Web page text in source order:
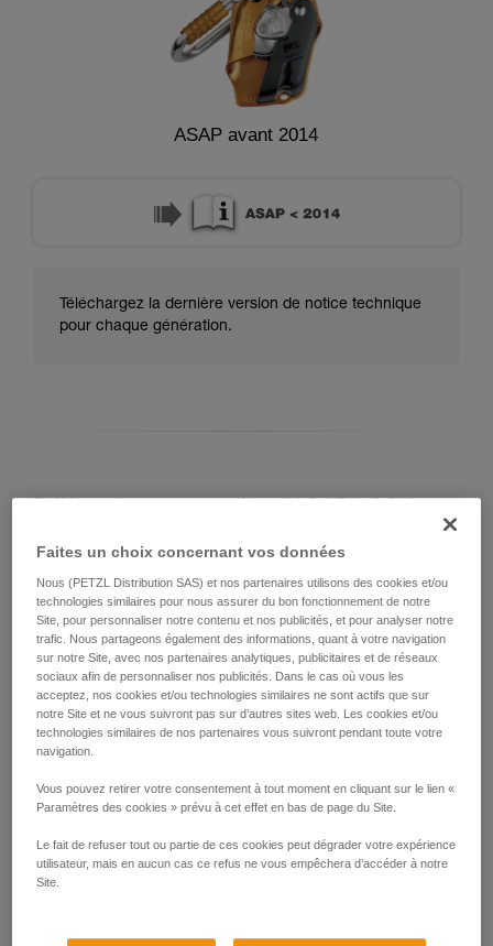
ASAP avant 2014
Téléchargez la dernière version de notice technique
pour chaque génération.
ASAP LOCK 2026
Faites un choix concernant vos données
Nous (PETZL Distribution SAS) et nos partenaires utilisons des cookies et/ou
technologies similaires pour nous assurer du bon fonctionnement de notre
Site, pour personnaliser notre contenu et nos publicités, et pour analyser notre
trafic. Nous partageons également des informations, quant à votre navigation
sur notre Site, avec nos partenaires analytiques, publicitaires et de réseaux
sociaux afin de personnaliser nos publicités. Dans le cas où vous les
acceptez, nos cookies et/ou technologies similaires ne sont actifs que sur
notre Site et ne vous suivront pas sur d’autres sites web. Les cookies et/ou
technologies similaires de nos partenaires vous suivront pendant toute votre
navigation.
Vous pouvez retirer votre consentement à tout moment en cliquant sur le lien «
Paramètres des cookies » prévu à cet effet en bas de page du Site.
Le fait de refuser tout ou partie de ces cookies peut dégrader votre expérience
utilisateur, mais en aucun cas ce refus ne vous empêchera d’accéder à notre
Site.